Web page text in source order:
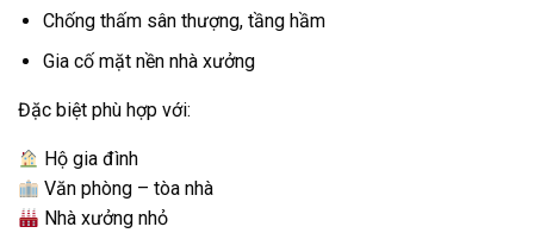
Chống thấm sân thượng, tầng hầm
Gia cố mặt nền nhà xưởng
Đặc biệt phù hợp với:
Hộ gia đình
Văn phòng – tòa nhà
Nhà xưởng nhỏ